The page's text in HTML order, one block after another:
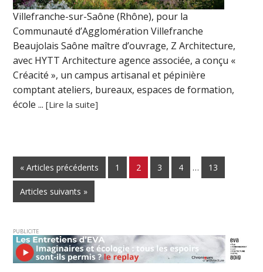
Villefranche-sur-Saône (Rhône), pour la
Communauté d’Agglomération Villefranche
Beaujolais Saône maître d’ouvrage, Z Architecture,
avec HYTT Architecture agence associée, a conçu «
Créacité », un campus artisanal et pépinière
comptant ateliers, bureaux, espaces de formation,
école ...[Lire la suite]
« Articles précédents 1 2 3 4 … 13
Articles suivants »
PUBLICITE